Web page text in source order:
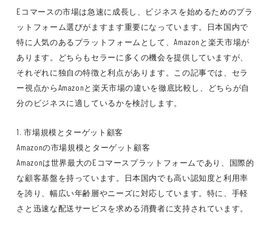
Eコマースの市場は急速に成長し、ビジネスを始めるためのプラ
ットフォーム選びがますます重要になっています。日本国内で
特に人気のあるプラットフォームとして、Amazonと楽天市場が
あります。どちらもセラーに多くの機会を提供していますが、
それぞれに独自の特徴と利点があります。この記事では、セラ
ー視点からAmazonと楽天市場の違いを徹底比較し、どちらが自
分のビジネスに適しているかを検討します。
1. 市場規模とターゲット顧客
Amazonの市場規模とターゲット顧客
Amazonは世界最大のEコマースプラットフォームであり、国際的
な顧客基盤を持っています。日本国内でも高い認知度と利用率
を誇り、幅広い年齢層やニーズに対応しています。特に、手軽
さと迅速な配送サービスを求める消費者に支持されています。